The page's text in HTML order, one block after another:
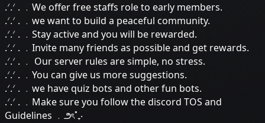
.ᐟ.ᐟ . ﹒We offer free staffs role to early members.
.ᐟ.ᐟ . ﹒we want to build a peaceful community.
.ᐟ.ᐟ . ﹒Stay active and you will be rewarded.
.ᐟ.ᐟ . ﹒Invite many friends as possible and get rewards.
.ᐟ.ᐟ . ﹒ Our server rules are simple, no stress.
.ᐟ.ᐟ . ﹒You can give us more suggestions.
.ᐟ.ᐟ . ﹒we have quiz bots and other fun bots.
.ᐟ.ᐟ . ﹒Make sure you follow the discord TOS and
Guidelines ﹒౨ৎ˚₊‧